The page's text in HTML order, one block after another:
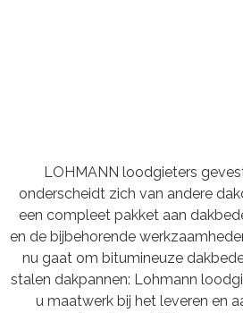
LOHMANN loodgieters
onderscheidt zich van andere
een compleet pakket aan
en de bijbehorende
nu gaat om bitumineuze
stalen dakpannen: Lohmann
u maatwerk bij het leveren en